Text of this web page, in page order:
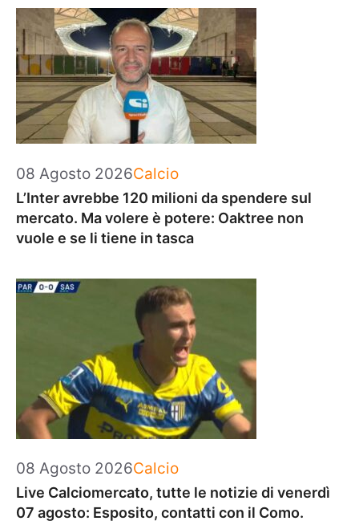
08 Agosto 2026Categorie
Calcio
L’Inter avrebbe 120 milioni da spendere sul
mercato. Ma volere è potere: Oaktree non
vuole e se li tiene in tasca
08 Agosto 2026Categorie
Calcio
Live Calciomercato, tutte le notizie di venerdì
07 agosto: Esposito, contatti con il Como.